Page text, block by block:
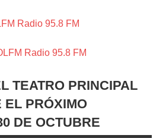
en Vega Baja y Radio en el Medio
Vinalopó
TEATRO PRINCIPAL
EL PRÓXIMO
DE OCTUBRE